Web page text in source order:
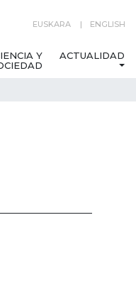
EUSKARA ENGLISH
Y
ACTUALIDAD